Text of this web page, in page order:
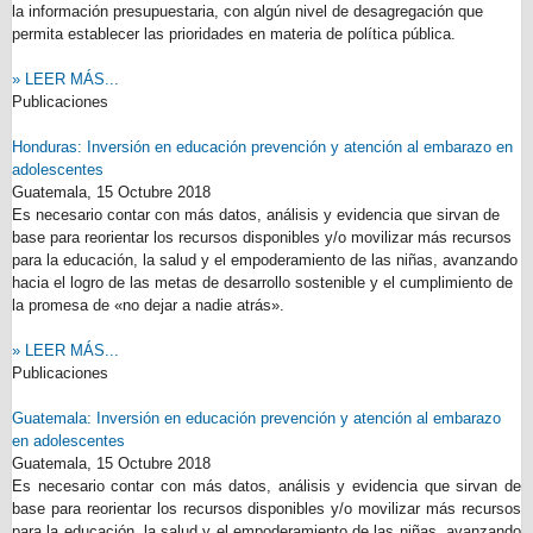
la información presupuestaria, con algún nivel de desagregación que
permita establecer las prioridades en materia de política pública.
» LEER MÁS...
Publicaciones
Honduras: Inversión en educación prevención y atención al embarazo en
adolescentes
Guatemala, 15 Octubre 2018
Es necesario contar con más datos, análisis y evidencia que sirvan de
base para reorientar los recursos disponibles y/o movilizar más recursos
para la educación, la salud y el empoderamiento de las niñas, avanzando
hacia el logro de las metas de desarrollo sostenible y el cumplimiento de
la promesa de «no dejar a nadie atrás».
» LEER MÁS...
Publicaciones
Guatemala: Inversión en educación prevención y atención al embarazo
en adolescentes
Guatemala, 15 Octubre 2018
Es necesario contar con más datos, análisis y evidencia que sirvan de
base para reorientar los recursos disponibles y/o movilizar más recursos